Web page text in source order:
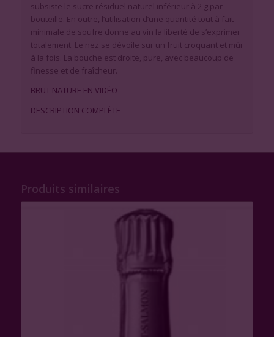
subsiste le sucre résiduel naturel inférieur à 2 g par
bouteille. En outre, l’utilisation d’une quantité tout à fait
minimale de soufre donne au vin la liberté de s’exprimer
totalement. Le nez se dévoile sur un fruit croquant et mûr
à la fois. La bouche est droite, pure, avec beaucoup de
finesse et de fraîcheur.
BRUT NATURE EN VIDÉO
DESCRIPTION COMPLÈTE
Produits similaires